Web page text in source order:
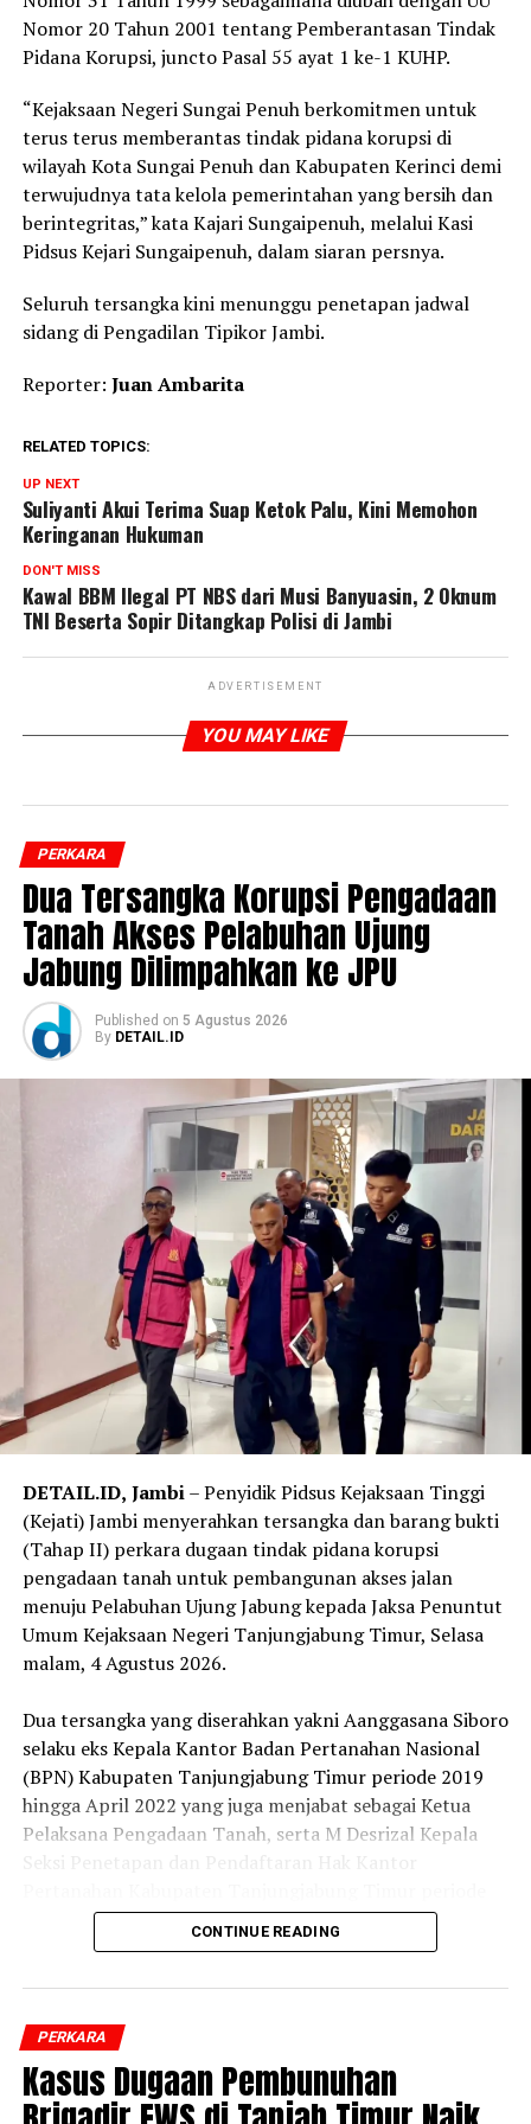
Nomor 20 Tahun 2001 tentang Pemberantasan Tindak
Pidana Korupsi, juncto Pasal 55 ayat 1 ke-1 KUHP.
“Kejaksaan Negeri Sungai Penuh berkomitmen untuk
terus terus memberantas tindak pidana korupsi di
wilayah Kota Sungai Penuh dan Kabupaten Kerinci demi
terwujudnya tata kelola pemerintahan yang bersih dan
berintegritas,” kata Kajari Sungaipenuh, melalui Kasi
Pidsus Kejari Sungaipenuh, dalam siaran persnya.
Seluruh tersangka kini menunggu penetapan jadwal
sidang di Pengadilan Tipikor Jambi.
Reporter: Juan Ambarita
RELATED TOPICS:
UP NEXT
Suliyanti Akui Terima Suap Ketok Palu, Kini Memohon
Keringanan Hukuman
DON'T MISS
Kawal BBM Ilegal PT NBS dari Musi Banyuasin, 2 Oknum
TNI Beserta Sopir Ditangkap Polisi di Jambi
ADVERTISEMENT
YOU MAY LIKE
PERKARA
Dua Tersangka Korupsi Pengadaan
Tanah Akses Pelabuhan Ujung
Jabung Dilimpahkan ke JPU
Published on 5 Agustus 2026
By DETAIL.ID
DETAIL.ID, Jambi– Penyidik Pidsus Kejaksaan Tinggi
(Kejati) Jambi menyerahkan tersangka dan barang bukti
(Tahap II) perkara dugaan tindak pidana korupsi
pengadaan tanah untuk pembangunan akses jalan
menuju Pelabuhan Ujung Jabung kepada Jaksa Penuntut
Umum Kejaksaan Negeri Tanjungjabung Timur, Selasa
malam, 4 Agustus 2026.
‎Dua tersangka yang diserahkan yakni Aanggasana Siboro
selaku eks Kepala Kantor Badan Pertanahan Nasional
(BPN) Kabupaten Tanjungjabung Timur periode 2019
hingga April 2022 yang juga menjabat sebagai Ketua
Pelaksana Pengadaan Tanah, serta M Desrizal Kepala
2019–2022 yang bertugas sebagai Ketua Satgas B.
pemberitahuan bahwa berkas perkara kedua tersangka
telah dinyatakan lengkap (P-21) oleh Jaksa Penuntut
Umum.
CONTINUE READING
PERKARA
Kasus Dugaan Pembunuhan